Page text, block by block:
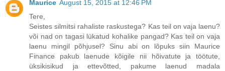
Maurice August 15, 2015 at 12:46 PM
Tere,
Seistes silmitsi rahaliste raskustega? Kas teil on vaja laenu?
või nad on tagasi lükatud kohalike pangad? Kas teil on vaja
laenu mingil põhjusel? Sinu abi on lõpuks siin Maurice
Finance pakub laenude kõigile nii hõivatute ja töötute,
üksikisikud ja ettevõtted, pakume laenud madala